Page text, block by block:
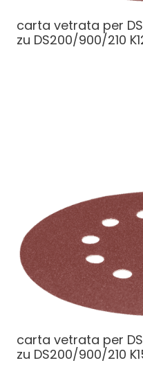
carta vetrata per
zu DS200/900/210
carta vetrata per
zu DS200/900/210